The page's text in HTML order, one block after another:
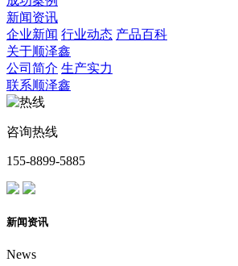
新闻资讯
企业新闻 行业动态 产品百科
关于顺泽鑫
公司简介 生产实力
联系顺泽鑫
咨询热线
155-8899-5885
新闻资讯
News